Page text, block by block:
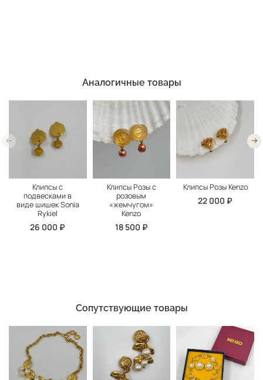
Аналогичные товары
Клипсы с
подвесками в
виде шишек Sonia
Rykiel
26 000 ₽
Клипсы Розы с
розовым
«жемчугом»
Kenzo
18 500 ₽
Клипсы Розы Kenzo
22 000 ₽
Сопутствующие товары